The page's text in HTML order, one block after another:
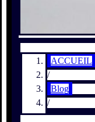
ACCUEIL
/
Blog
/